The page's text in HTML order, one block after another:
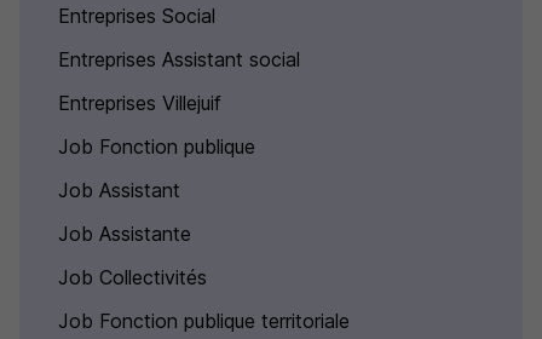
Entreprises Social
Entreprises Assistant social
Entreprises Villejuif
Job Fonction publique
Job Assistant
Job Assistante
Job Collectivités
Job Fonction publique territoriale